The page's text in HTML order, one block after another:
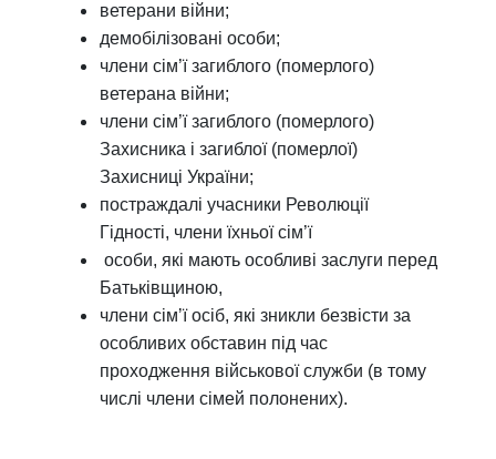
ветерани війни;
демобілізовані особи;
члени сім’ї загиблого (померлого)
ветерана війни;
члени сім’ї загиблого (померлого)
Захисника і загиблої (померлої)
Захисниці України;
постраждалі учасники Революції
Гідності, члени їхньої сім’ї
особи, які мають особливі заслуги перед
Батьківщиною,
члени сімʼї осіб, які зникли безвісти за
особливих обставин під час
проходження військової служби (в тому
числі члени сімей полонених).